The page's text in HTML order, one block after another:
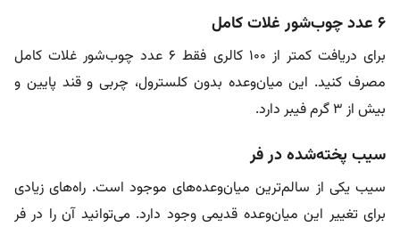
۶ عدد چوب‌شور غلات کامل
برای دریافت کمتر از ۱۰۰ کالری فقط ۶ عدد چوب‌شور غلات کامل
مصرف کنید. این میان‌وعده بدون کلسترول، چربی و قند پایین و
بیش از ۳ گرم فیبر دارد.
سیب پخته‌شده در فر
سیب یکی از سالم‌ترین میان‌وعده‌های موجود است. راه‌های زیادی
برای تغییر این میان‌وعده قدیمی وجود دارد. می‌توانید آن را در فر